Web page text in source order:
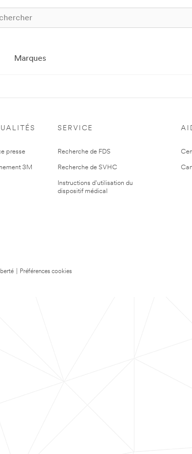
Marques
presse
3M
SERVICE
Recherche de FDS
Recherche de SVHC
Instructions d'utilisation du
dispositif médical
Préférences cookies